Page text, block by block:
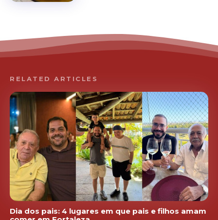
RELATED ARTICLES
Dia dos pais: 4 lugares em que pais e filhos amam